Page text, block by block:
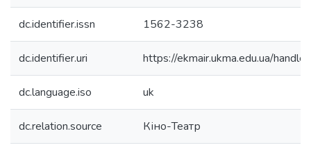
dc.identifier.issn 1562-3238
dc.identifier.uri https://ekmair.ukma.edu.ua/
dc.language.iso uk
dc.relation.source Кіно-Театр